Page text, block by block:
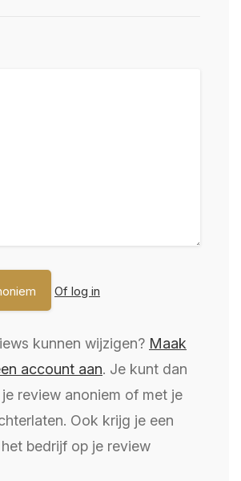
Of log in
kunnen wijzigen? Maak
account aan. Je kunt dan
review anoniem of met je
Ook krijg je een
bedrijf op je review